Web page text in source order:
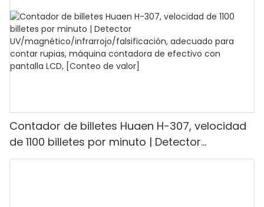
restaurantes.
Contador de billetes Huaen H-307, velocidad
de 1100 billetes por minuto | Detector
UV/magnético/infrarrojo/falsificación,